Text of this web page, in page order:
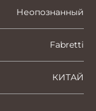
Неопознанный
Fabretti
КИТАЙ